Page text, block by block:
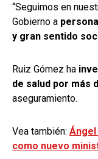
“Seguimos en
Gobierno a
y gran sentido
Ruiz Gómez ha
de salud por más
aseguramiento.
Vea también:
como nuevo